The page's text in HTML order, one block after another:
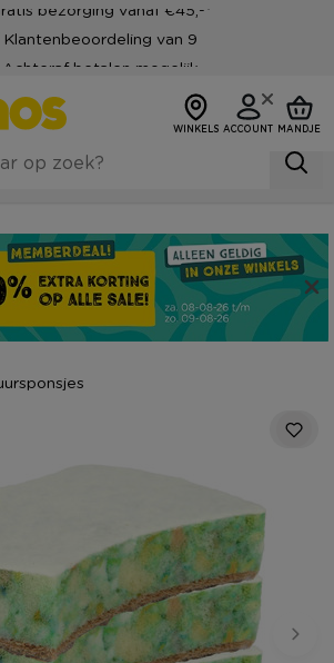
bezorging vanaf €45,-*
Klantenbeoordeling van 9
Achteraf betalen mogelijk
WINKELS ACCOUNT MANDJE